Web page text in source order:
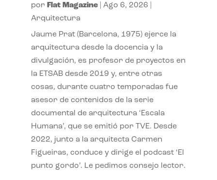
por Flat Magazine| Ago 6, 2026
Arquitectura
Jaume Prat (Barcelona, 1975) ejerce la
arquitectura desde la docencia y la
divulgación, es profesor de proyectos en
la ETSAB desde 2019 y, entre otras
cosas, durante cuatro temporadas fue
asesor de contenidos de la serie
documental de arquitectura ‘Escala
Humana’, que se emitió por TVE. Desde
2022, junto a la arquitecta Carmen
Figueiras, conduce y dirige el podcast ‘El
punto gordo’. Le pedimos consejo lector.